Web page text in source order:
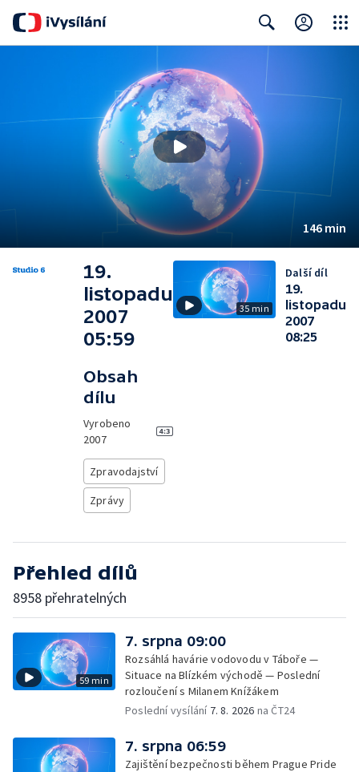
146 min
19.
listopadu
2007
05:59
Obsah
dílu
Vyrobeno
2007
Zpravodajství
Zprávy
35 min
Další díl
19.
listopadu
2007
08:25
Přehled dílů
8958 přehratelných
59 min
7. srpna 09:00
Rozsáhlá havárie vodovodu v Táboře —
Situace na Blízkém východě — Poslední
rozloučení s Milanem Knížákem
Poslední vysílání 7. 8. 2026 na ČT24
7. srpna 06:59
Zajištění bezpečnosti během Prague Pride